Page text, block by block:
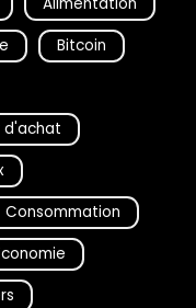
Bitcoin
d'achat
Consommation